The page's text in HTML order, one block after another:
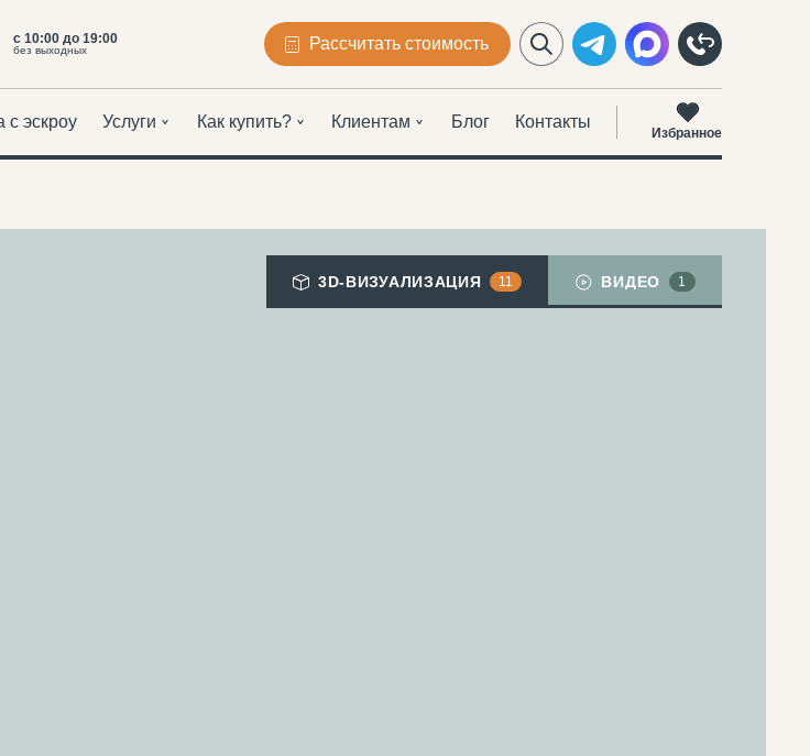
с 10:00 до 19:00
без выходных Рассчитать стоимость
с эскроу Услуги Как купить? Клиентам Блог Контакты
Избранное
3D-ВИЗУАЛИЗАЦИЯ 11 ВИДЕО 1